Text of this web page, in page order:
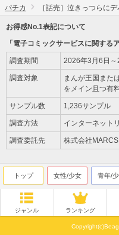
パチカ
［話売］泣きっつらに
お得感No.1表記について
「電子コミックサービスに関する
調査期間 2026年3月6日
調査対象
まんが王国また
をメイン且つ有
サンプル数 1,236サンプル
調査方法 インターネット
調査委託先 株式会社MARCS
トップ 女性/少女 青年/
ジャンル ランキング